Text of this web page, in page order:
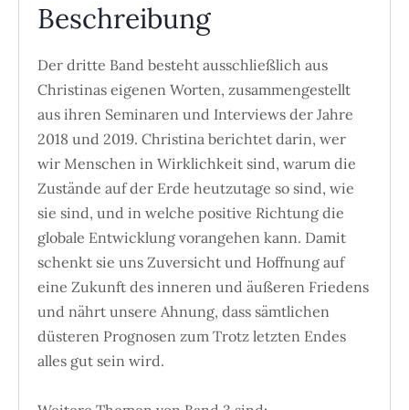
Beschreibung
Der dritte Band besteht ausschließlich aus
Christinas eigenen Worten, zusammengestellt
aus ihren Seminaren und Interviews der Jahre
2018 und 2019. Christina berichtet darin, wer
wir Menschen in Wirklichkeit sind, warum die
Zustände auf der Erde heutzutage so sind, wie
sie sind, und in welche positive Richtung die
globale Entwicklung vorangehen kann. Damit
schenkt sie uns Zuversicht und Hoffnung auf
eine Zukunft des inneren und äußeren Friedens
und nährt unsere Ahnung, dass sämtlichen
düsteren Prognosen zum Trotz letzten Endes
alles gut sein wird.